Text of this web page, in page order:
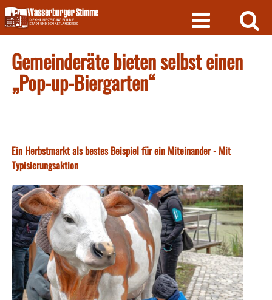
Skip
to
content
Gemeinderäte bieten selbst einen
„Pop-up-Biergarten“
Ein Herbstmarkt als bestes Beispiel für ein Miteinander - Mit
Typisierungsaktion